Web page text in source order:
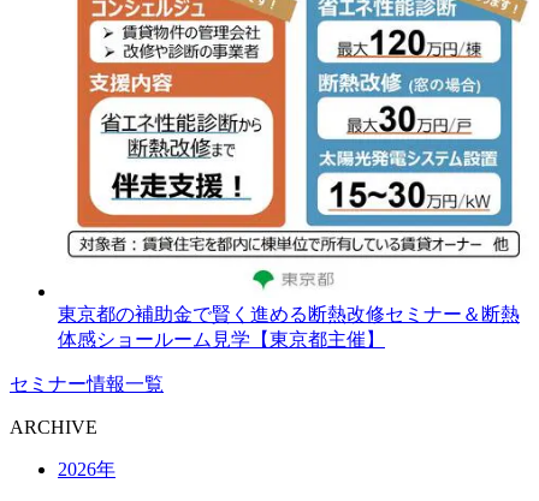
東京都の補助金で賢く進める断熱改修セミナー＆断熱
体感ショールーム見学【東京都主催】
セミナー情報一覧
ARCHIVE
2026年